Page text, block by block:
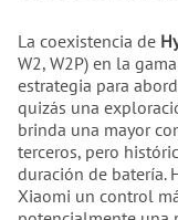
La coexistencia de
W2, W2P) en la
estrategia para
quizás una
brinda una mayor
terceros, pero
duración de batería.
Xiaomi un control